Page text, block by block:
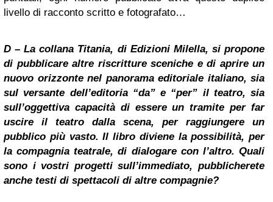
livello di racconto scritto e fotografato…
D – La collana Titania, di Edizioni Milella, si propone
di pubblicare altre riscritture sceniche e di aprire un
nuovo orizzonte nel panorama editoriale italiano, sia
sul versante dell’editoria “da” e “per” il teatro, sia
sull’oggettiva capacità di essere un tramite per far
uscire il teatro dalla scena, per raggiungere un
pubblico più vasto. Il libro diviene la possibilità, per
la compagnia teatrale, di dialogare con l’altro. Quali
sono i vostri progetti sull’immediato, pubblicherete
anche testi di spettacoli di altre compagnie?